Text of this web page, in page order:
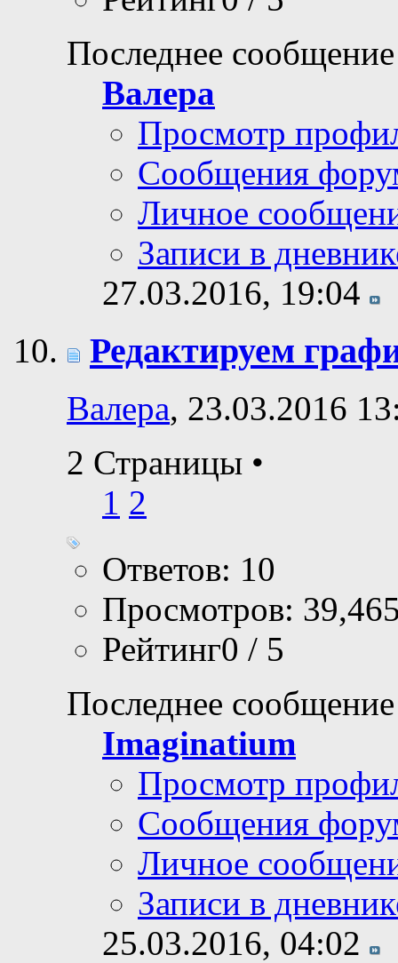
Последнее
Валера
Просмотр
Сообщения
Личное
Записи в
27.03.2016, 19:04
Редактируем
Валера, 23.03.2016
2 Страницы •
1 2
Ответов: 10
Просмотров:
Рейтинг0 / 5
Последнее
Imaginatium
Просмотр
Сообщения
Личное
Записи в
25.03.2016, 04:02